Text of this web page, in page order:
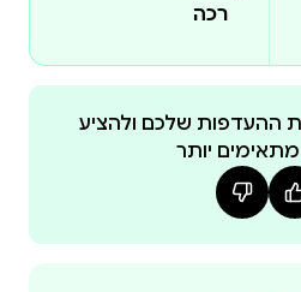
רכה
ההעדפות שלכם ולהציע
יותר